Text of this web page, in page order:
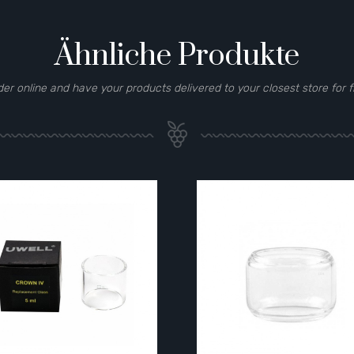
Ähnliche Produkte
online and have your products delivered to your closest store for